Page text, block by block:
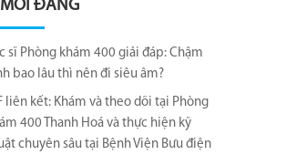
ĐĂNG
sĩ Phòng khám 400 giải đáp: Chậm
bao lâu thì nên đi siêu âm?
liên kết: Khám và theo dõi tại Phòng
400 Thanh Hoá và thực hiện kỹ
chuyên sâu tại Bệnh Viện Bưu điện